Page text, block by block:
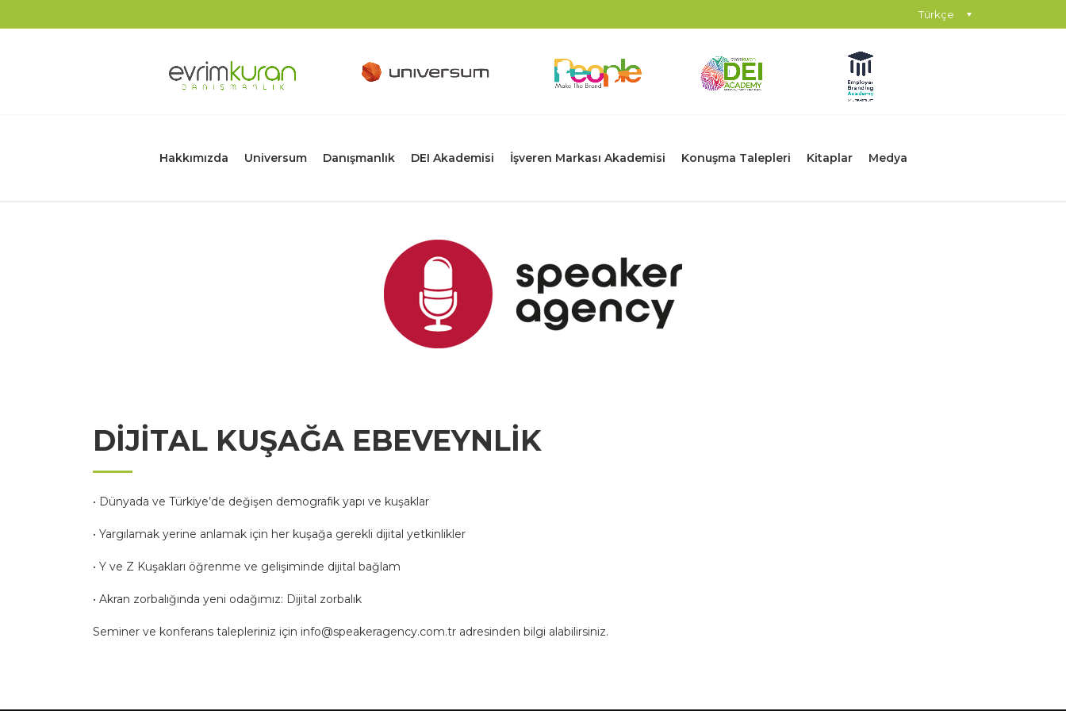
Türkçe
Hakkımızda Universum Danışmanlık DEI Akademisi İşveren Markası Akademisi Konuşma Talepleri Kitaplar Medya
DİJİTAL KUŞAĞA EBEVEYNLİK
• Dünyada ve Türkiye’de değişen demografik yapı ve kuşaklar
• Yargılamak yerine anlamak için her kuşağa gerekli dijital yetkinlikler
• Y ve Z Kuşakları öğrenme ve gelişiminde dijital bağlam
• Akran zorbalığında yeni odağımız: Dijital zorbalık
Seminer ve konferans talepleriniz için info@speakeragency.com.tr adresinden bilgi alabilirsiniz.